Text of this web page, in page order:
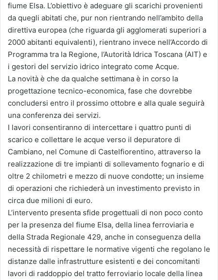
fiume Elsa. L’obiettivo è adeguare gli scarichi provenienti
da quegli abitati che, pur non rientrando nell’ambito della
direttiva europea (che riguarda gli agglomerati superiori a
2000 abitanti equivalenti), rientrano invece nell’Accordo di
Programma tra la Regione, l’Autorità Idrica Toscana (AIT) e
i gestori del servizio idrico integrato come Acque.
La novità è che da qualche settimana è in corso la
progettazione tecnico-economica, fase che dovrebbe
concludersi entro il prossimo ottobre e alla quale seguirà
una conferenza dei servizi.
I lavori consentiranno di intercettare i quattro punti di
scarico e collettare le acque verso il depuratore di
Cambiano, nel Comune di Castelfiorentino, attraverso la
realizzazione di tre impianti di sollevamento fognario e di
oltre 2 chilometri e mezzo di nuove condotte; un insieme
di operazioni che richiederà un investimento previsto in
circa due milioni di euro.
L’intervento presenta sfide progettuali di non poco conto
per la presenza del fiume Elsa, della linea ferroviaria e
della Strada Regionale 429, anche in conseguenza della
necessità di rispettare le normative vigenti che regolano le
distanze dalle infrastrutture esistenti e dei concomitanti
lavori di raddoppio del tratto ferroviario locale della linea